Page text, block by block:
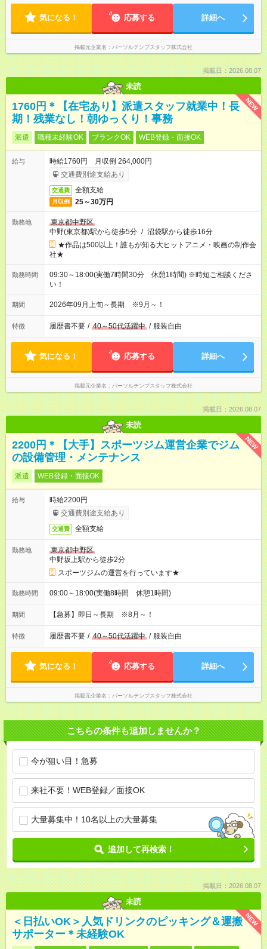
気になる！ 応募する 詳細へ
掲載元企業名 パーソルテンプスタッフ株式会社
掲載日：2026.08.07
未読
NEW
1760円＊【在宅あり】派遣スタッフ就業中！長
期！残業なし！朝ゆっくり！事務
派遣 職種未経験OK ブランクOK WEB登録・面接OK
給与
時給1760円 月収例 264,000円
交通費別途支給あり
交通費 全額支給
月収例 25～30万円
勤務地
東京都中野区
中野(東京都)駅から徒歩5分 / 沼袋駅から徒歩16分
★作品は500以上！誰もが知る大ヒットアニメ・映画の制作会
社★
勤務時間
09:30～18:00(実働7時間30分 休憩1時間) ※時短ご相談くださ
い！
期間 2026年09月上旬～長期 ※9月～！
特徴 履歴書不要 / 40～50代活躍中 / 服装自由
気になる！ 応募する 詳細へ
掲載元企業名 パーソルテンプスタッフ株式会社
掲載日：2026.08.07
未読
NEW
2200円＊【大手】スポーツジム運営企業でジム
の設備管理・メンテナンス
派遣 WEB登録・面接OK
給与
時給2200円
交通費別途支給あり
交通費 全額支給
勤務地
東京都中野区
中野坂上駅から徒歩2分
スポーツジムの運営を行っています★
勤務時間 09:00～18:00(実働8時間 休憩1時間)
期間 【急募】即日～長期 ※8月～！
特徴 履歴書不要 / 40～50代活躍中 / 服装自由
気になる！ 応募する 詳細へ
掲載元企業名 パーソルテンプスタッフ株式会社
こちらの条件も追加しませんか？
今が狙い目！急募
来社不要！WEB登録／面接OK
大量募集中！10名以上の大量募集
追加して再検索！
掲載日：2026.08.07
未読
NEW
＜日払いOK＞人気ドリンクのピッキング＆運搬
サポーター＊未経験OK